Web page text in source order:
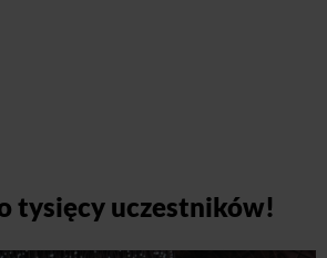
tysięcy uczestników!